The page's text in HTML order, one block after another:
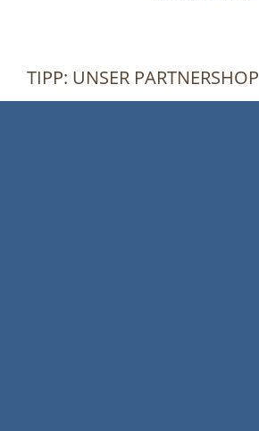
TIPP: UNSER PARTNERSHOP